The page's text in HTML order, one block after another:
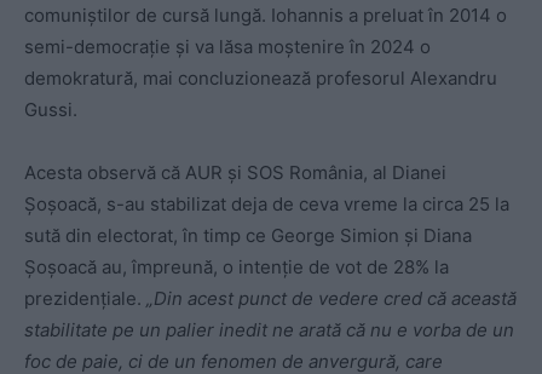
comuniștilor de cursă lungă. Iohannis a preluat în 2014 o
semi-democrație și va lăsa moștenire în 2024 o
demokratură, mai concluzionează profesorul Alexandru
Gussi.
Acesta observă că AUR și SOS România, al Dianei
Șoșoacă, s-au stabilizat deja de ceva vreme la circa 25 la
sută din electorat, în timp ce George Simion și Diana
Șoșoacă au, împreună, o intenție de vot de 28% la
prezidențiale. „Din acest punct de vedere cred că această
stabilitate pe un palier inedit ne arată că nu e vorba de un
foc de paie, ci de un fenomen de anvergură, care